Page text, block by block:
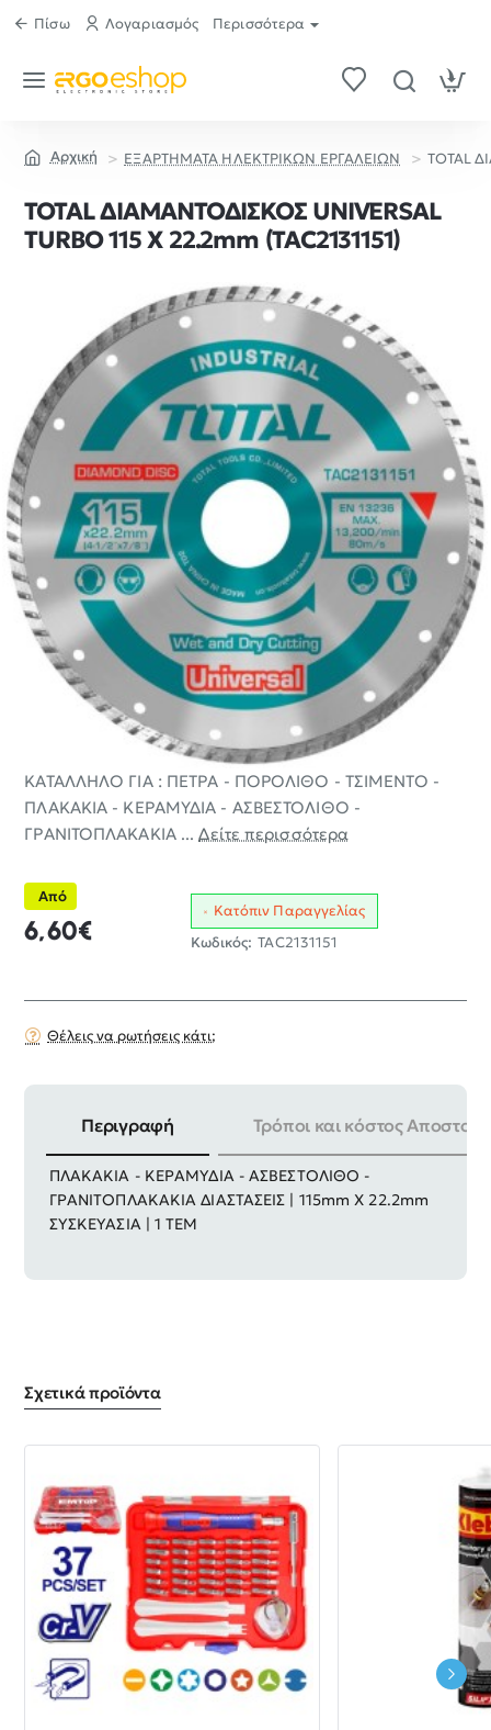
Πίσω Λογαριασμός Περισσότερα
ΕΞΑΡΤΗΜΑΤΑ ΗΛΕΚΤΡΙΚΩΝ ΕΡΓΑΛΕΙΩΝ TOTAL
TOTAL ΔΙΑΜΑΝΤΟΔΙΣΚΟΣ UNIVERSAL
TURBO 115 Χ 22.2mm (TAC2131151)
ΚΑΤΑΛΛΗΛΟ ΓΙΑ : ΠΕΤΡΑ - ΠΟΡΟΛΙΘΟ - ΤΣΙΜΕΝΤΟ -
ΠΛΑΚΑΚΙΑ - ΚΕΡΑΜΥΔΙΑ - ΑΣΒΕΣΤΟΛΙΘΟ -
ΓΡΑΝΙΤΟΠΛΑΚΑΚΙΑ ...Δείτε περισσότερα
Από
6,60€
Κατόπιν Παραγγελίας
Κωδικός: TAC2131151
Θέλεις να ρωτήσεις κάτι;
Περιγραφή Τρόποι και κόστος
ΚΑΤΑΛΛΗΛΟ ΓΙΑ : ΠΕΤΡΑ - ΠΟΡΟΛΙΘΟ - ΤΣΙΜΕΝΤΟ -
ΠΛΑΚΑΚΙΑ - ΚΕΡΑΜΥΔΙΑ - ΑΣΒΕΣΤΟΛΙΘΟ -
ΓΡΑΝΙΤΟΠΛΑΚΑΚΙΑ ΔΙΑΣΤΑΣΕΙΣ | 115mm X 22.2mm
ΣΥΣΚΕΥΑΣΙΑ | 1 ΤΕΜ
Σχετικά προϊόντα